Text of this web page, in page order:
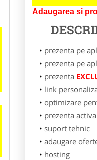
Adaugarea si
prezenta pe
prezenta pe
prezenta
link
optimizare
prezenta
suport tehnic
adaugare
hosting